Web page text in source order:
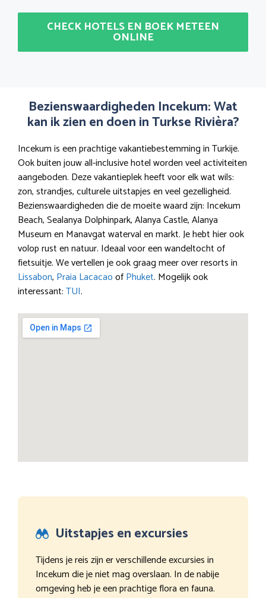
CHECK HOTELS EN BOEK METEEN
ONLINE
Bezienswaardigheden Incekum: Wat
kan ik zien en doen in Turkse Rivièra?
Incekum is een prachtige vakantiebestemming in Turkije.
Ook buiten jouw all-inclusive hotel worden veel activiteiten
aangeboden. Deze vakantieplek heeft voor elk wat wils:
zon, strandjes, culturele uitstapjes en veel gezelligheid.
Bezienswaardigheden die de moeite waard zijn: Incekum
Beach, Sealanya Dolphinpark, Alanya Castle, Alanya
Museum en Manavgat waterval en markt. Je hebt hier ook
volop rust en natuur. Ideaal voor een wandeltocht of
fietsuitje. We vertellen je ook graag meer over resorts in
Lissabon, Praia LacacaoofPhuket. Mogelijk ook
interessant:TUI.
Uitstapjes en excursies
Tijdens je reis zijn er verschillende excursies in
Incekum die je niet mag overslaan. In de nabije
omgeving heb je een prachtige flora en fauna.